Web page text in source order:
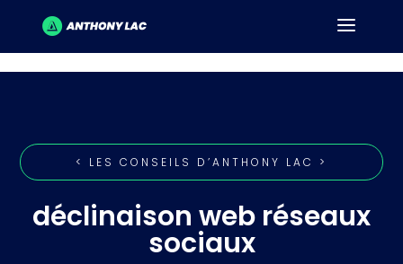
< LES CONSEILS D’ANTHONY LAC >
déclinaison web réseaux
sociaux